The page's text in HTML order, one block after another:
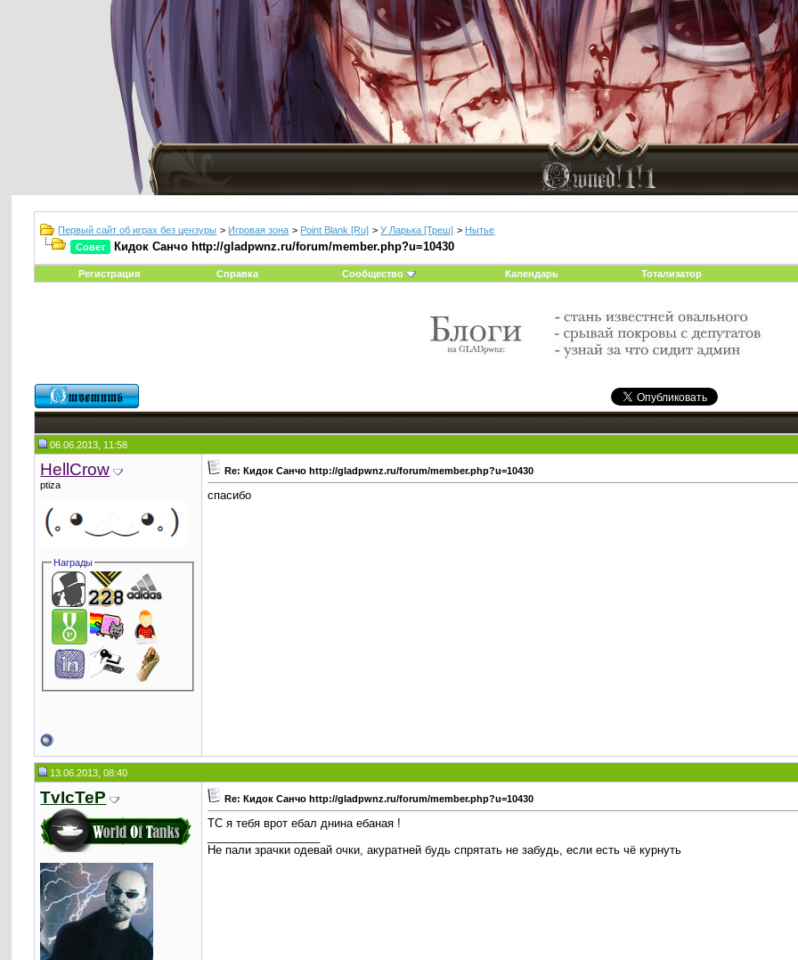
Первый сайт об играх без цензуры > Игровая зона > Point Blank [Ru] >У Ларька [Треш] > Нытье
Совет
Кидок Санчо http://gladpwnz.ru/forum/member.php?u=10430
Регистрация Справка Сообщество Календарь Тотализатор
06.06.2013, 11:58
HellCrow
ptiza
Награды
Re: Кидок Санчо http://gladpwnz.ru/forum/member.php?u=10430
спасибо
13.06.2013, 08:40
TvIcTeP Re: Кидок Санчо http://gladpwnz.ru/forum/member.php?u=10430
ТС я тебя врот ебал днина ебаная !
Не пали зрачки одевай очки, акуратней будь спрятать не забудь, если есть чё курнуть